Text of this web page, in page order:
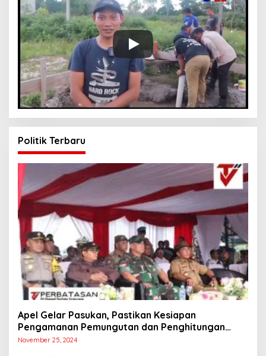
Politik Terbaru
Apel Gelar Pasukan, Pastikan Kesiapan
Pengamanan Pemungutan dan Penghitungan
Suara
November 25, 2024